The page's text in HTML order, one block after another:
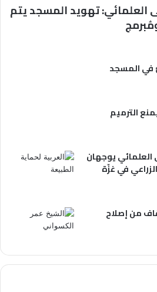
العلمائي: تهويد المسجد يتم
في المسجد
الترميم
العلمائي يوجهان
في غزّة
من إصلاح